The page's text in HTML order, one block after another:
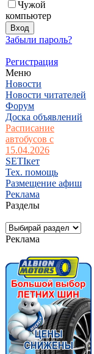
Чужой
компьютер
Забыли пароль?
Регистрация
Меню
Новости
Новости читателей
Форум
Доска объявлений
Расписание
автобусов с
15.04.2026
SETIкет
Тех. помощь
Размещение афиш
Реклама
Разделы
Реклама